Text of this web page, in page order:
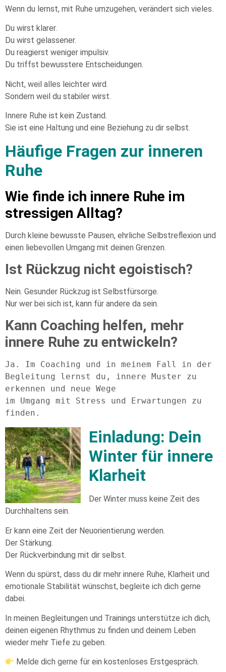
Wenn du lernst, mit Ruhe umzugehen, verändert sich vieles.
Du wirst klarer.
Du wirst gelassener.
Du reagierst weniger impulsiv.
Du triffst bewusstere Entscheidungen.
Nicht, weil alles leichter wird.
Sondern weil du stabiler wirst.
Innere Ruhe ist kein Zustand.
Sie ist eine Haltung und eine Beziehung zu dir selbst.
Häufige Fragen zur inneren
Ruhe
Wie finde ich innere Ruhe im
stressigen Alltag?
Durch kleine bewusste Pausen, ehrliche Selbstreflexion und
einen liebevollen Umgang mit deinen Grenzen.
Ist Rückzug nicht egoistisch?
Nein. Gesunder Rückzug ist Selbstfürsorge.
Nur wer bei sich ist, kann für andere da sein.
Kann Coaching helfen, mehr
innere Ruhe zu entwickeln?
Ja. Im Coaching und in meinem Fall in der
Begleitung lernst du, innere Muster zu
erkennen und neue Wege
im Umgang mit Stress und Erwartungen zu
finden.
Einladung: Dein
Winter für innere
Klarheit
Der Winter muss keine Zeit des
Durchhaltens sein.
Er kann eine Zeit der Neuorientierung werden.
Der Stärkung.
Der Rückverbindung mit dir selbst.
Wenn du spürst, dass du dir mehr innere Ruhe, Klarheit und
emotionale Stabilität wünschst, begleite ich dich gerne
dabei.
In meinen Begleitungen und Trainings unterstütze ich dich,
deinen eigenen Rhythmus zu finden und deinem Leben
wieder mehr Tiefe zu geben.
Melde dich gerne für ein kostenloses Erstgespräch.